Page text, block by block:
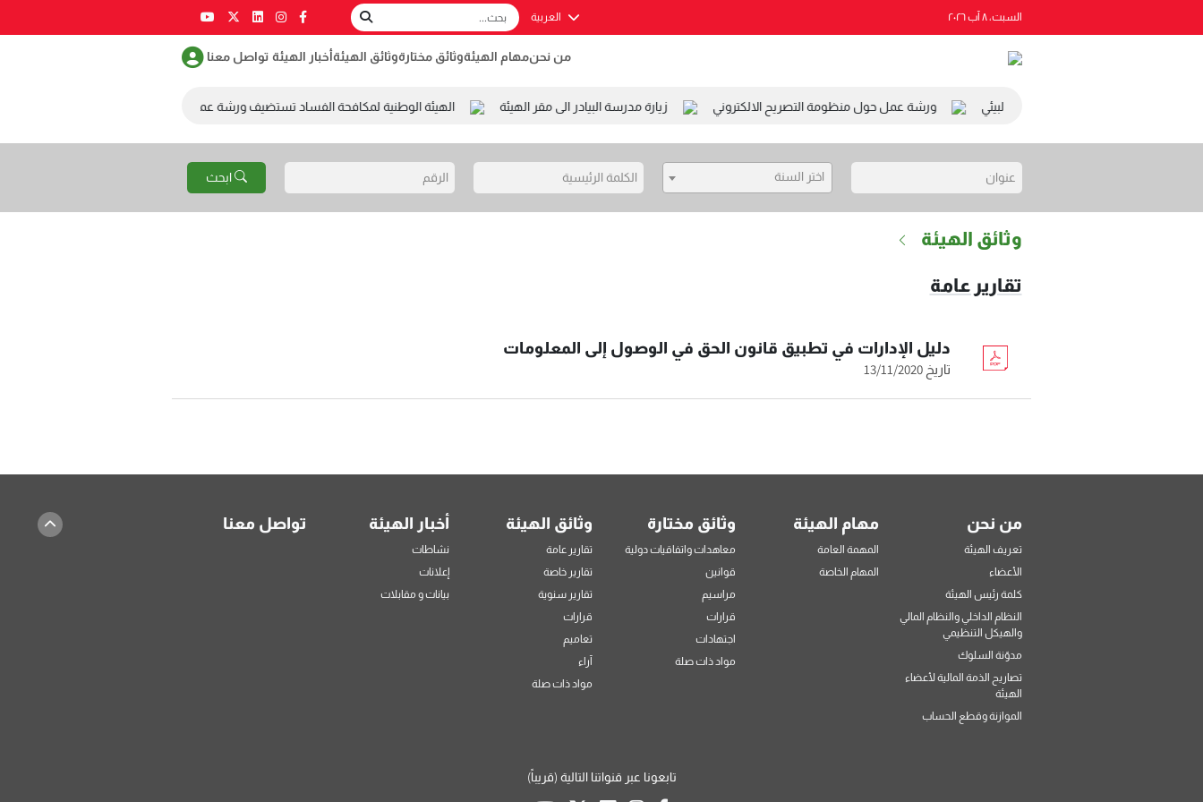
السبت، ٨ آب ٢٠٢٦ العربية
من نحنمهام الهيئةوثائق مختارةوثائق الهيئةأخبار الهيئة تواصل معنا
المجلس الاقتصادي والاجتماعي والبيئي ورشة عمل حول منظومة التصريح الالكتروني زيارة مدرسة البيادر الى مقر الهيئة الهيئة الوطنية لمكافحة الفساد تستضيف ورشة عمل ضمن مسابقة طلابية لمكافحة الفساد
اختر السنة ابحث
وثائق الهيئة
تقارير عامة
دليل الإدارات في تطبيق قانون الحق في الوصول إلى المعلومات
تاريخ 13/11/2020
من نحن
تعريف الهيئة
الأعضاء
كلمة رئيس الهيئة
النظام الداخلي والنظام المالي
والهيكل التنظيمي
مدوّنة السلوك
تصاريح الذمة المالية لأعضاء
الهيئة
الموازنة وقطع الحساب
مهام الهيئة
المهمة العامة
المهام الخاصة
وثائق مختارة
معاهدات واتفاقيات دولية
قوانين
مراسيم
قرارات
اجتهادات
مواد ذات صلة
وثائق الهيئة
تقارير عامة
تقارير خاصة
تقارير سنوية
قرارات
تعاميم
آراء
مواد ذات صلة
أخبار الهيئة
نشاطات
إعلانات
بيانات و مقابلات
تواصل معنا
تابعونا عبر قنواتنا التالية (قريباً)